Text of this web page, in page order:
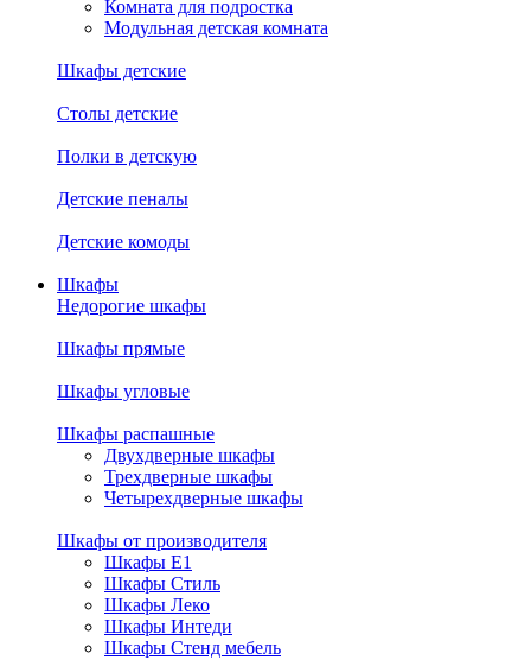
Комната для подростка
Модульная детская комната
Шкафы детские
Столы детские
Полки в детскую
Детские пеналы
Детские комоды
Шкафы
Недорогие шкафы
Шкафы прямые
Шкафы угловые
Шкафы распашные
Двухдверные шкафы
Трехдверные шкафы
Четырехдверные шкафы
Шкафы от производителя
Шкафы E1
Шкафы Стиль
Шкафы Леко
Шкафы Интеди
Шкафы Стенд мебель